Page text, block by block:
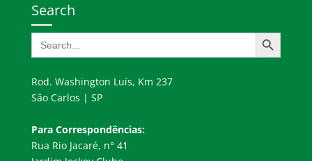
Search
Search
for:
Search Button
Rod. Washington Luís, Km 237
São Carlos | SP
Para Correspondências:
Rua Rio Jacaré, n° 41